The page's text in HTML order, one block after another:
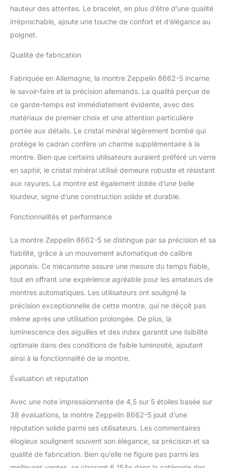
hauteur des attentes. Le bracelet, en plus d’être d’une qualité
irréprochable, ajoute une touche de confort et d’élégance au
poignet.
Qualité de fabrication
Fabriquée en Allemagne, la montre Zeppelin 8662-5 incarne
le savoir-faire et la précision allemands. La qualité perçue de
ce garde-temps est immédiatement évidente, avec des
matériaux de premier choix et une attention particulière
portée aux détails. Le cristal minéral légèrement bombé qui
protège le cadran confère un charme supplémentaire à la
montre. Bien que certains utilisateurs auraient préféré un verre
en saphir, le cristal minéral utilisé demeure robuste et résistant
aux rayures. La montre est également dotée d’une belle
lourdeur, signe d’une construction solide et durable.
Fonctionnalités et performance
La montre Zeppelin 8662-5 se distingue par sa précision et sa
fiabilité, grâce à un mouvement automatique de calibre
japonais. Ce mécanisme assure une mesure du temps fiable,
tout en offrant une expérience agréable pour les amateurs de
montres automatiques. Les utilisateurs ont souligné la
précision exceptionnelle de cette montre, qui ne déçoit pas
même après une utilisation prolongée. De plus, la
luminescence des aiguilles et des index garantit une lisibilité
optimale dans des conditions de faible luminosité, ajoutant
ainsi à la fonctionnalité de la montre.
Évaluation et réputation
Avec une note impressionnante de 4,5 sur 5 étoiles basée sur
38 évaluations, la montre Zeppelin 8662-5 jouit d’une
réputation solide parmi ses utilisateurs. Les commentaires
élogieux soulignent souvent son élégance, sa précision et sa
qualité de fabrication. Bien qu’elle ne figure pas parmi les